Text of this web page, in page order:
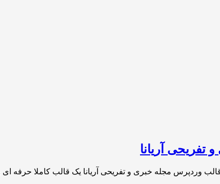
تفریحی آریانا
وردپرس مجله خبری و تفریحی آریانا یک قالب کاملا حرفه ای